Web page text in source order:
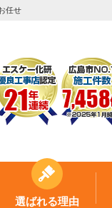
任せ
選ばれる理由